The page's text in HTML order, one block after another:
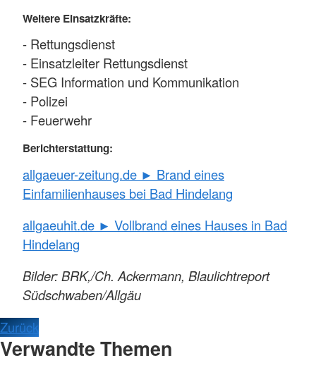
Weitere Einsatzkräfte:
- Rettungsdienst
- Einsatzleiter Rettungsdienst
- SEG Information und Kommunikation
- Polizei
- Feuerwehr
Berichterstattung:
allgaeuer-zeitung.de ► Brand eines
Einfamilienhauses bei Bad Hindelang
allgaeuhit.de ► Vollbrand eines Hauses in Bad
Hindelang
Bilder: BRK,/Ch. Ackermann, Blaulichtreport
Südschwaben/Allgäu
Zurück
Verwandte Themen